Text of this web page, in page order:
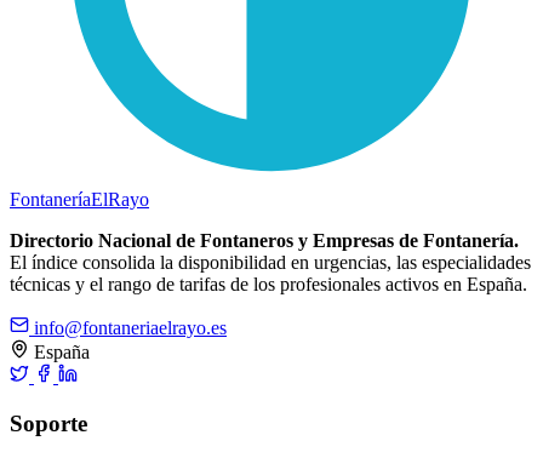
FontaneríaElRayo
Directorio Nacional de Fontaneros y Empresas de Fontanería.
El índice consolida la disponibilidad en urgencias, las especialidades
técnicas y el rango de tarifas de los profesionales activos en España.
info@fontaneriaelrayo.es
España
Soporte